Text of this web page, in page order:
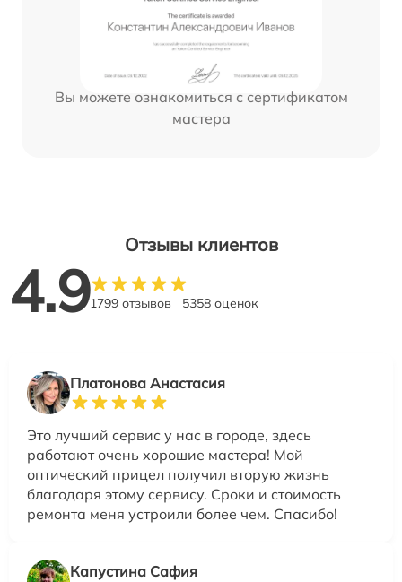
Вы можете ознакомиться с сертификатом
мастера
Отзывы клиентов
4.91799 отзывов 5358 оценок
Платонова Анастасия
Это лучший сервис у нас в городе, здесь
работают очень хорошие мастера! Мой
оптический прицел получил вторую жизнь
благодаря этому сервису. Сроки и стоимость
ремонта меня устроили более чем. Спасибо!
Капустина Сафия